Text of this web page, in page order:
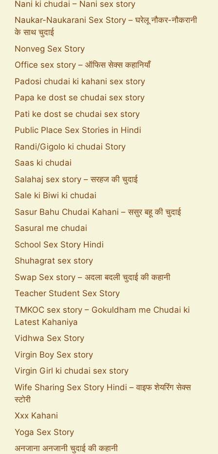
Nani ki chudai – Nani sex story
Naukar-Naukarani Sex Story – घरेलू नौकर-नौकरानी
के साथ चुदाई
Nonveg Sex Story
Office sex story – ऑफिस सेक्स कहानियाँ
Padosi chudai ki kahani sex story
Papa ke dost se chudai sex story
Pati ke dost se chudai sex story
Public Place Sex Stories in Hindi
Randi/Gigolo ki chudai Story
Saas ki chudai
Salahaj sex story – सरहज की चुदाई
Sale ki Biwi ki chudai
Sasur Bahu Chudai Kahani – ससुर बहू की चुदाई
Sasural me chudai
School Sex Story Hindi
Shuhagrat sex story
Swap Sex story – अदला बदली चुदाई की कहानी
Teacher Student Sex Story
TMKOC sex story – Gokuldham me Chudai ki
Latest Kahaniya
Vidhwa Sex Story
Virgin Boy Sex story
Virgin Girl ki chudai sex story
Wife Sharing Sex Story Hindi – वाइफ शेयरिंग सेक्स
स्टोरी
Xxx Kahani
Yoga Sex Story
अनजाना अनजानी चुदाई की कहानी